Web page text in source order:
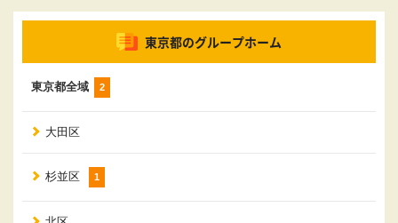
東京都のグループホーム
東京都全域 2
大田区
杉並区 1